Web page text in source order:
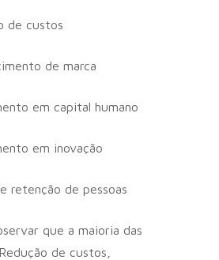
de custos
de marca
em capital humano
em inovação
retenção de pessoas
que a maioria das
de custos,